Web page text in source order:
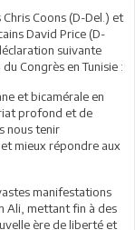
Coons (D-Del.) et
David Price (D-
suivante
Congrès en Tunisie :
et bicamérale en
profond et de
nous tenir
mieux répondre aux
manifestations
Ali, mettant fin à des
ère de liberté et